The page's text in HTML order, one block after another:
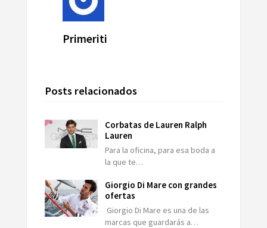
Primeriti
Posts relacionados
Corbatas de Lauren Ralph
Lauren
Para la oficina, para esa boda a
la que te…
Giorgio Di Mare con grandes
ofertas
Giorgio Di Mare es una de las
marcas que guardarás a…